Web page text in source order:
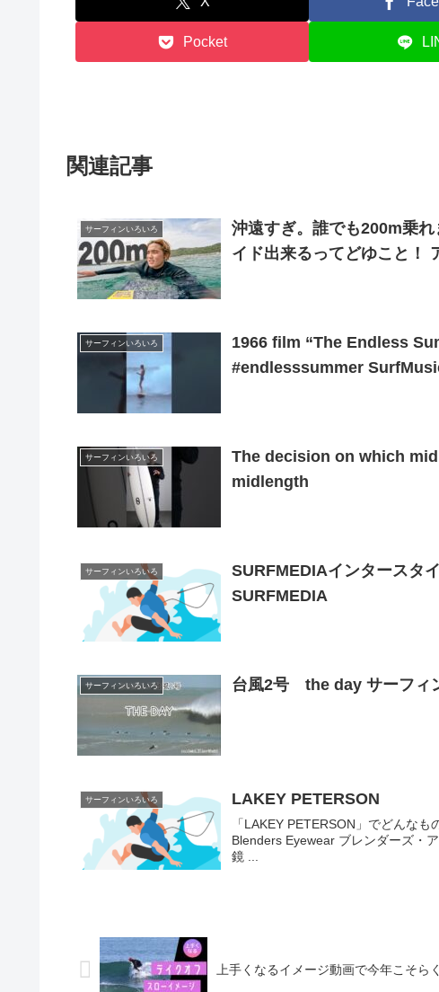
Pocket
関連記事
サーフィンいろいろ
沖遠すぎ。誰でも200m乗
イド出来るってどゆこと！
サーフィンいろいろ
1966 film “The Endless
#endlesssummer
サーフィンいろいろ
The decision on which
midlength
サーフィンいろいろ
SURFMEDIAインタースタ
SURFMEDIA
サーフィンいろいろ 台風2号 the day サーフィ
サーフィンいろいろ LAKEY PETERSON
「LAKEY PETERSON」でどんな
Blenders Eyewear ブレンダーズ・
鏡 ...
上手くなるイメージ動画で今年こそ